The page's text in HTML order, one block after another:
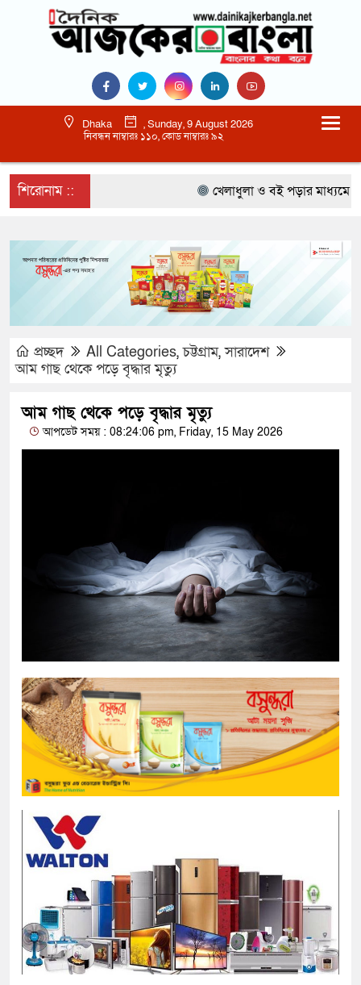
Dhaka
, Sunday, 9 August 2026
নিবন্ধন নাম্বারঃ ১১০, কোড নাম্বারঃ ৯২
শিরোনাম :: খেলাধুলা ও বই পড়ার মাধ্যমে
প্রচ্ছদ All Categories,চট্টগ্রাম,সারাদেশ
আম গাছ থেকে পড়ে বৃদ্ধার মৃত্যু
আম গাছ থেকে পড়ে বৃদ্ধার মৃত্যু
আপডেট সময় : 08:24:06 pm, Friday, 15 May 2026